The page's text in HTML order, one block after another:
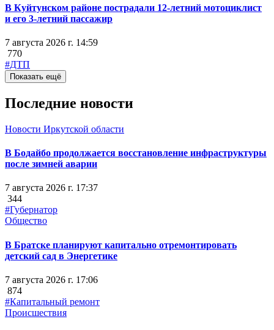
В Куйтунском районе пострадали 12-летний мотоциклист
и его 3-летний пассажир
7 августа 2026 г. 14:59
770
#ДТП
Показать ещё
Последние новости
Новости Иркутской области
В Бодайбо продолжается восстановление инфраструктуры
после зимней аварии
7 августа 2026 г. 17:37
344
#Губернатор
Общество
В Братске планируют капитально отремонтировать
детский сад в Энергетике
7 августа 2026 г. 17:06
874
#Капитальный ремонт
Происшествия